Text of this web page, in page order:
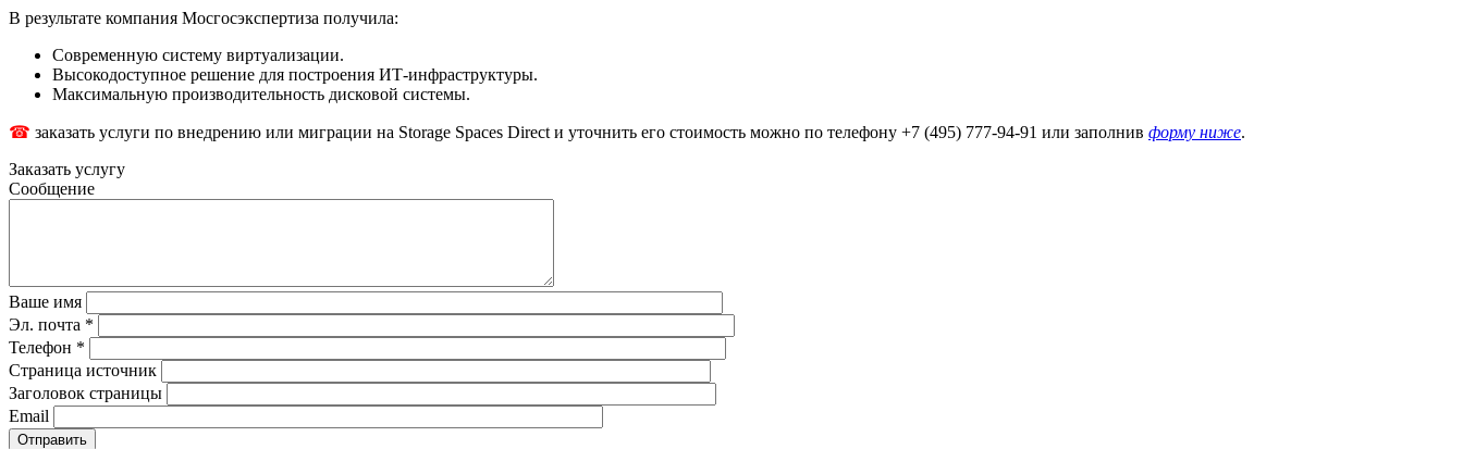
В результате компания Мосгосэкспертиза получила:
Современную систему виртуализации.
Высокодоступное решение для построения ИТ-инфраструктуры.
Максимальную производительность дисковой системы.
☎ заказать услуги по внедрению или миграции на Storage Spaces Direct и уточнить его стоимость можно по телефону +7 (495) 777-94-91 или заполнив форму ниже.
Заказать услугу
Сообщение
Ваше имя
Эл. почта *
Телефон *
Страница источник
Заголовок страницы
Email